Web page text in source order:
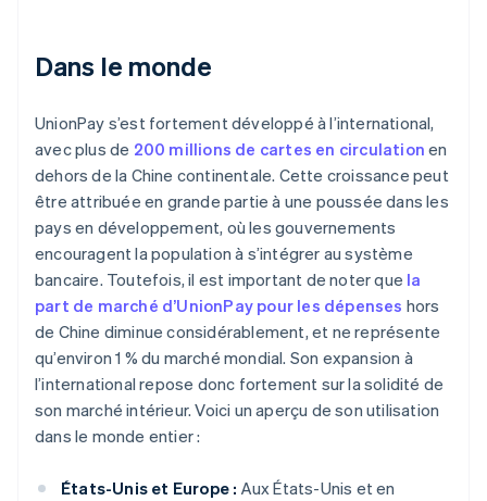
Dans le monde
UnionPay s’est fortement développé à l’international,
avec plus de 200 millions de cartes en circulation en
dehors de la Chine continentale. Cette croissance peut
être attribuée en grande partie à une poussée dans les
pays en développement, où les gouvernements
encouragent la population à s’intégrer au système
bancaire. Toutefois, il est important de noter que la
part de marché d’UnionPay pour les dépenses hors
de Chine diminue considérablement, et ne représente
qu’environ 1 % du marché mondial. Son expansion à
l’international repose donc fortement sur la solidité de
son marché intérieur. Voici un aperçu de son utilisation
dans le monde entier :
États-Unis et Europe : Aux États-Unis et en